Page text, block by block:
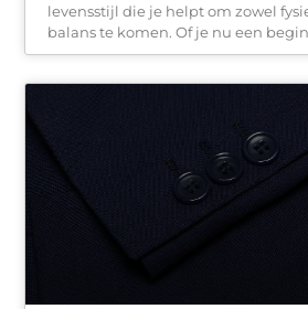
levensstijl die je helpt om zowel
balans te komen. Of je nu een